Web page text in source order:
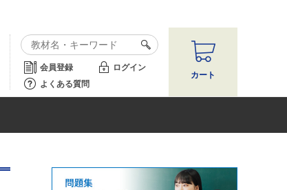
会員登録
ログイン
よくある質問
カート